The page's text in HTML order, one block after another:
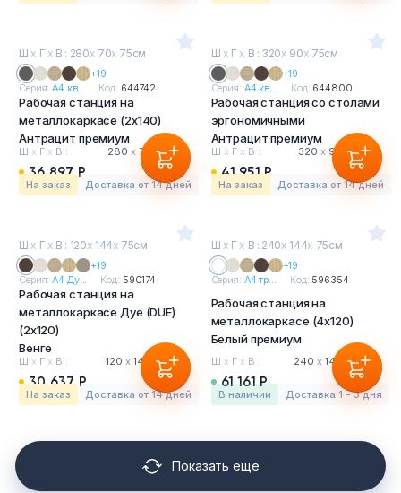
Ш х Г х В : 280х 70х 75см
+19
Серия:А4 кв... Код: 644742
Рабочая станция на
металлокаркасе (2х140)
Антрацит премиум
Ш х Г х В : 280 х70 х75 см
36 897 Р
На заказ Доставка от 14 дней
Ш х Г х В : 320х 90х 75см
+19
Серия: А4 кв... Код: 644800
Рабочая станция со столами
эргономичными
Антрацит премиум
Ш х Г х В : 320 х 90 х75 см
41 951 Р
На заказ Доставка от 14 дней
Ш х Г х В : 120х 144х 75см
+19
Серия:А4 Ду... Код: 590174
Рабочая станция на
металлокаркасе Дуе (DUE)
(2х120)
Венге
Ш х Г х В : 120 х144 х75 см
30 637 Р
На заказ Доставка от 14 дней
Ш х Г х В : 240х 144х 75см
+19
Серия: А4 тр... Код: 596354
Рабочая станция на
металлокаркасе (4х120)
Белый премиум
Ш х Г х В : 240 х 144 х75 см
61 161 Р
в наличии Доставка 1 - 3 дня
Показать еще